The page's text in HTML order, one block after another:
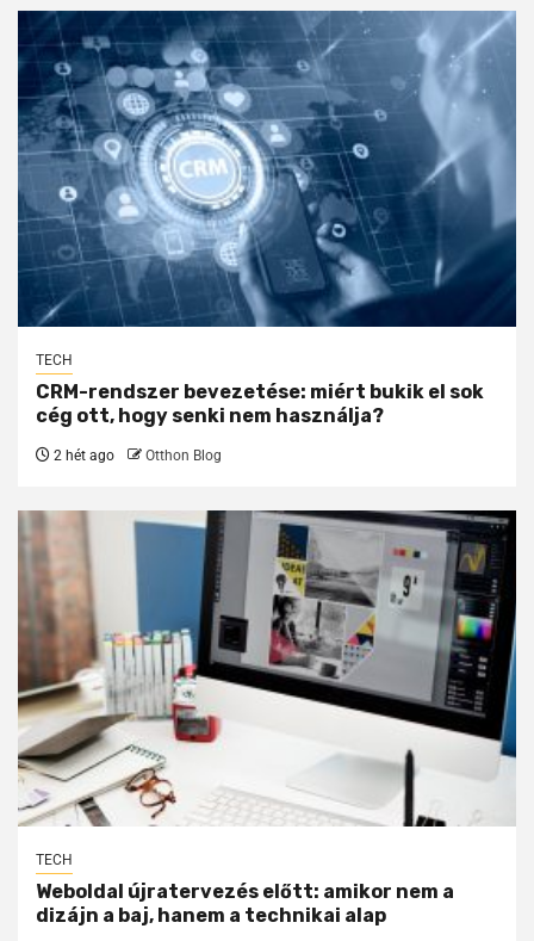
TECH
CRM-rendszer bevezetése: miért bukik el sok
cég ott, hogy senki nem használja?
2 hét ago Otthon Blog
TECH
Weboldal újratervezés előtt: amikor nem a
dizájn a baj, hanem a technikai alap